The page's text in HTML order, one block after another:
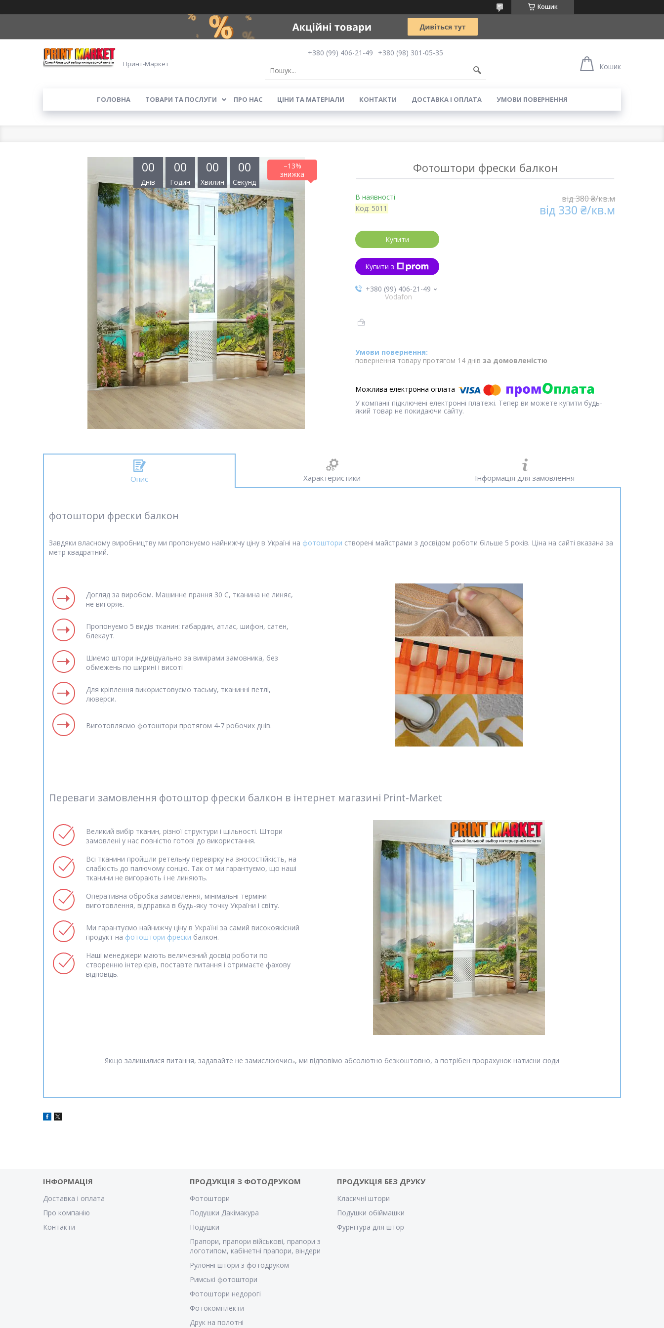
Кошик
Принт-Маркет
+380 (99) 406-21-49
+380 (98) 301-05-35
Кошик
ГОЛОВНА ТОВАРИ ТА ПОСЛУГИ ПРО НАС ЦІНИ ТА МАТЕРІАЛИ КОНТАКТИ ДОСТАВКА І ОПЛАТА УМОВИ ПОВЕРНЕННЯ
–13%
00
Днів
00
Годин
00
Хвилин
00
Секунд
Фотоштори фрески балкон
В наявності
Код: 5011
від 380 ₴/кв.м
від 330 ₴/кв.м
Купити
Купити з
+380 (99) 406-21-49
Vodafon
повернення товару протягом 14 днів за домовленістю
У компанії підключені електронні платежі. Тепер ви можете купити будь-
який товар не покидаючи сайту.
Опис Характеристики Інформація для замовлення
фотоштори фрески балкон
Завдяки власному виробництву ми пропонуємо найнижчу ціну в Україні на фотоштори створені майстрами з досвідом роботи більше 5 років. Ціна на сайті вказана за
метр квадратний.
Догляд за виробом. Машинне прання 30 С, тканина не линяє,
не вигоряє.
Пропонуємо 5 видів тканин: габардин, атлас, шифон, сатен,
блекаут.
Шиємо штори індивідуально за вимірами замовника, без
обмежень по ширині і висоті
Для кріплення використовуємо тасьму, тканинні петлі,
люверси.
Виготовляємо фотоштори протягом 4-7 робочих днів.
Переваги замовлення фотоштор фрески балкон в інтернет магазині Print-Market
Великий вибір тканин, різної структури і щільності. Штори
замовлені у нас повністю готові до використання.
Всі тканини пройшли ретельну перевірку на зносостійкість, на
слабкість до палючому сонцю. Так от ми гарантуємо, що наші
тканини не вигорають і не линяють.
Оперативна обробка замовлення, мінімальні терміни
виготовлення, відправка в будь-яку точку України і світу.
Ми гарантуємо найнижчу ціну в Україні за самий високоякісний
продукт на фотоштори фрески балкон.
Наші менеджери мають величезний досвід роботи по
створенню інтер'єрів, поставте питання і отримаєте фахову
відповідь.
Якщо залишилися питання, задавайте не замислюючись, ми відповімо абсолютно безкоштовно, а потрібен прорахунок натисни сюди
ІНФОРМАЦІЯ
Доставка і оплата
Про компанію
Контакти
ПРОДУКЦІЯ З ФОТОДРУКОМ
Фотоштори
Подушки Дакімакура
Подушки
Прапори, прапори військові, прапори з
логотипом, кабінетні прапори, віндери
Рулонні штори з фотодруком
Римські фотоштори
Фотоштори недорогі
Фотокомплекти
Друк на полотні
ПРОДУКЦІЯ БЕЗ ДРУКУ
Класичні штори
Подушки обіймашки
Фурнітура для штор